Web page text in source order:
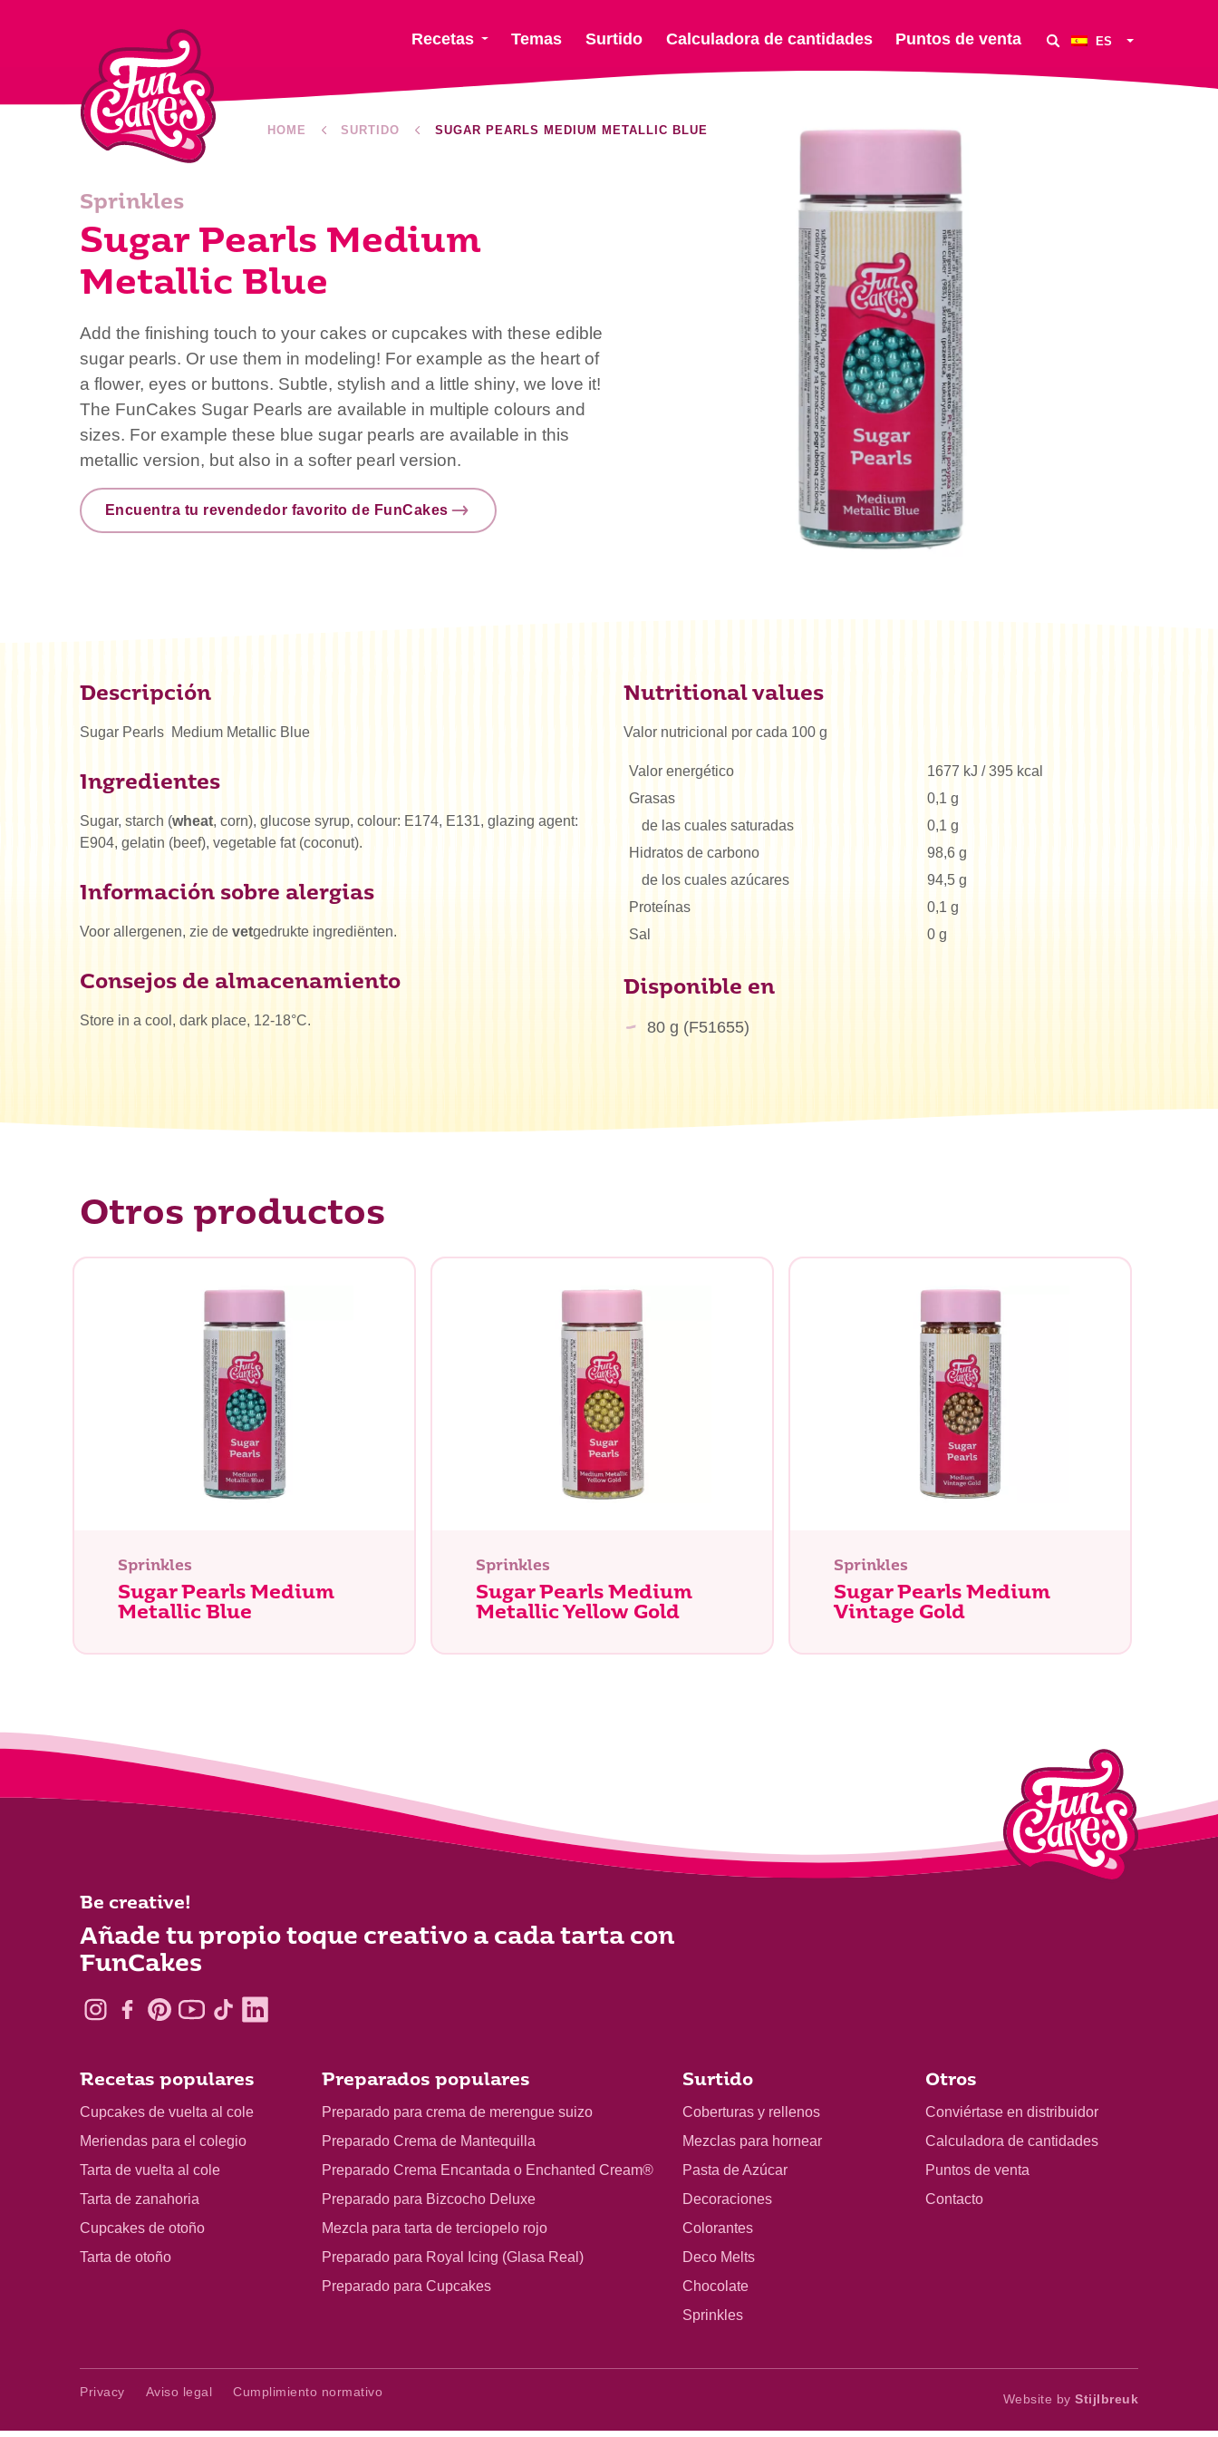
Recetas Temas Surtido Calculadora de cantidades Puntos de venta ES
HOME SURTIDO SUGAR PEARLS MEDIUM METALLIC BLUE
Sprinkles
Sugar Pearls Medium
Metallic Blue
Add the finishing touch to your cakes or cupcakes with these edible
sugar pearls. Or use them in modeling! For example as the heart of
a flower, eyes or buttons. Subtle, stylish and a little shiny, we love it!
The FunCakes Sugar Pearls are available in multiple colours and
sizes. For example these blue sugar pearls are available in this
metallic version, but also in a softer pearl version.
Encuentra tu revendedor favorito de FunCakes
Descripción
Sugar Pearls Medium Metallic Blue
Ingredientes
Sugar, starch (wheat, corn), glucose syrup, colour: E174, E131, glazing agent:
E904, gelatin (beef), vegetable fat (coconut).
Información sobre alergias
Voor allergenen, zie de vetgedrukte ingrediënten.
Consejos de almacenamiento
Store in a cool, dark place, 12-18°C.
Nutritional values
Valor nutricional por cada 100 g
Valor energético
1677 kJ / 395 kcal
Grasas
0,1 g
de las cuales saturadas
0,1 g
Hidratos de carbono
98,6 g
de los cuales azúcares
94,5 g
Proteínas
0,1 g
Sal
0 g
Disponible en
80 g (F51655)
Otros productos
Sprinkles
Sugar Pearls Medium
Metallic Blue
Sprinkles
Sugar Pearls Medium
Metallic Yellow Gold
Sprinkles
Sugar Pearls Medium
Vintage Gold
Be creative!
Añade tu propio toque creativo a cada tarta con
FunCakes
Recetas populares
Cupcakes de vuelta al cole
Meriendas para el colegio
Tarta de vuelta al cole
Tarta de zanahoria
Cupcakes de otoño
Tarta de otoño
Preparados populares
Preparado para crema de merengue suizo
Preparado Crema de Mantequilla
Preparado Crema Encantada o Enchanted Cream®
Preparado para Bizcocho Deluxe
Mezcla para tarta de terciopelo rojo
Preparado para Royal Icing (Glasa Real)
Preparado para Cupcakes
Surtido
Coberturas y rellenos
Mezclas para hornear
Pasta de Azúcar
Decoraciones
Colorantes
Deco Melts
Chocolate
Sprinkles
Otros
Conviértase en distribuidor
Calculadora de cantidades
Puntos de venta
Contacto
Privacy Aviso legal Cumplimiento normativo Website by Stijlbreuk